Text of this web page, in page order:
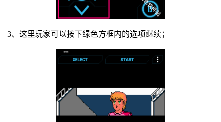
3、这里玩家可以按下绿色方框内的选项继续；